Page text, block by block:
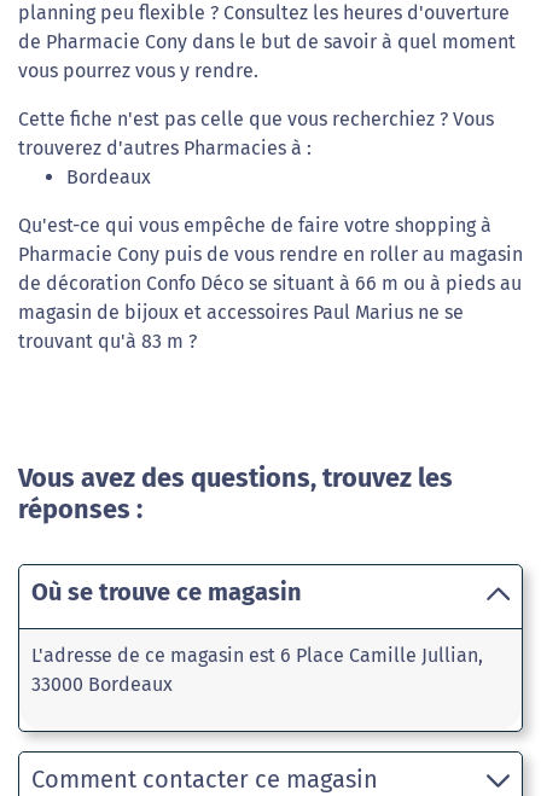
planning peu flexible ? Consultez les heures d'ouverture
de Pharmacie Cony dans le but de savoir à quel moment
vous pourrez vous y rendre.
Cette fiche n'est pas celle que vous recherchiez ? Vous
trouverez d'autres Pharmacies à :
Bordeaux
Qu'est-ce qui vous empêche de faire votre shopping à
Pharmacie Cony puis de vous rendre en roller au magasin
de décoration Confo Déco se situant à 66 m ou à pieds au
magasin de bijoux et accessoires Paul Marius ne se
trouvant qu'à 83 m ?
Vous avez des questions, trouvez les
réponses :
Où se trouve ce magasin
L'adresse de ce magasin est 6 Place Camille Jullian,
33000 Bordeaux
Comment contacter ce magasin